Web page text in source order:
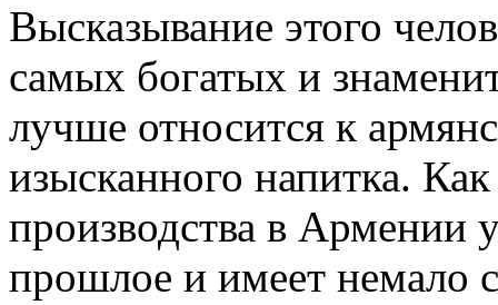
Высказывание этого
самых богатых и
лучше относится к
изысканного напитка.
производства в Армении
прошлое и имеет немало